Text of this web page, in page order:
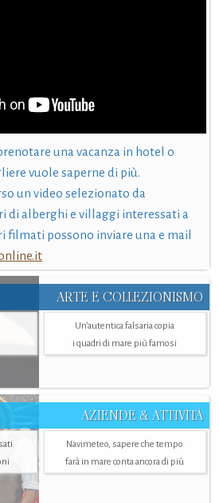
una vacanza in hotel o
vuole saperne di più.
un video selezionato da
di alberghi e villaggi interessati a
filmati possono inviare una e mail
ARTE E COLLEZIONISMO
Un’autentica falsaria copia
i quadri di mare più famosi
AZIENDE & ATTIVITÀ
Navimeteo, sapere che tempo
farà in mare conta ancora di più